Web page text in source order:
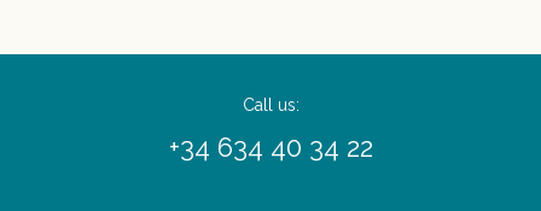
Call us:
+34 634 40 34 22